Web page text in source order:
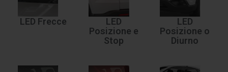
LED Frecce
LED
Posizione e
Stop
LED
Posizione o
Diurno